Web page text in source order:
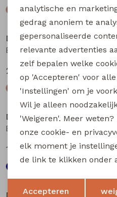
D-zine
Babse W20238 meisjes sweatshirt Cyclaam
24,99
D-zine
Bailee W20080 meisjes sweatshirt Wijnrood
19,99
Terug
analytische en
gedrag anoniem te
gepersonaliseerde
relevante advertenties
zelf bepalen welke
op 'Accepteren' voor
'Instellingen' om je
Wil je alleen
'Weigeren'. Meer weten?
onze cookie- en
elk moment je
de link te klikken onder
Accepteren